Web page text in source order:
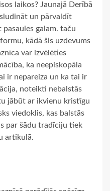
laikos? Jaunajā Derībā
un pārvaldīt
galam. taču
kādā šis uzdevums
var izvēlēties
ka neepiskopāla
ir nepareiza un ka tai ir
noteikti nebalstās
jābūt ar ikvienu kristīgu
viedoklis, kas balstās
par šādu tradīciju tiek
artikulā.